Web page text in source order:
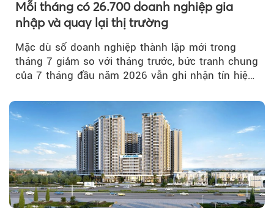
Mỗi tháng có 26.700 doanh nghiệp gia
nhập và quay lại thị trường
Mặc dù số doanh nghiệp thành lập mới trong
tháng 7 giảm so với tháng trước, bức tranh chung
của 7 tháng đầu năm 2026 vẫn ghi nhận tín hiệu